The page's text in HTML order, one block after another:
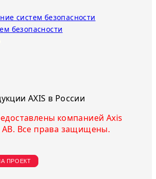
систем безопасности
безопасности
AXIS в России
компанией Axis
Все права защищены.
ПРОЕКТ